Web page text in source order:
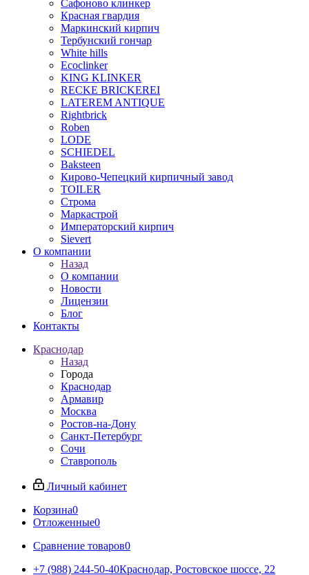
Сафоново клинкер
Красная гвардия
Маркинский кирпич
Тербунский гончар
White hills
Ecoclinker
KING KLINKER
RECKE BRICKEREI
LATEREM ANTIQUE
Rightbrick
Roben
LODE
SCHIEDEL
Baksteen
Кирово-Чепецкий кирпичный завод
TOILER
Строма
Маркастрой
Императорский кирпич
Sievert
О компании
Назад
О компании
Новости
Лицензии
Блог
Контакты
Краснодар
Назад
Города
Краснодар
Армавир
Москва
Ростов-на-Дону
Санкт-Петербург
Сочи
Ставрополь
Личный кабинет
Корзина0
Отложенные0
Сравнение товаров0
+7 (988) 244-50-40Краснодар, Ростовское шоссе, 22